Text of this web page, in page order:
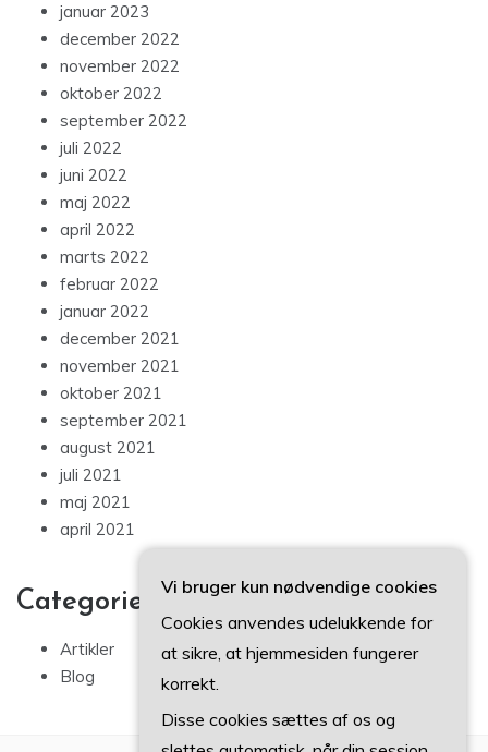
januar 2023
december 2022
november 2022
oktober 2022
september 2022
juli 2022
juni 2022
maj 2022
april 2022
marts 2022
februar 2022
januar 2022
december 2021
november 2021
oktober 2021
september 2021
august 2021
juli 2021
maj 2021
april 2021
Categories
Artikler
Blog
Vi bruger kun nødvendige cookies
Cookies anvendes udelukkende for
at sikre, at hjemmesiden fungerer
korrekt.
Disse cookies sættes af os og